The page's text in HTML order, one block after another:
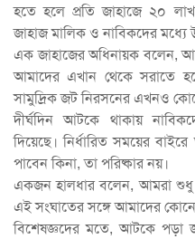
হতে হলে প্রতি জাহাজে ২০
জাহাজ মালিক ও নাবিকদের মধ্যে
এক জাহাজের অধিনায়ক বলেন,
আমাদের এখান থেকে সরাতে
সামুদ্রিক জট নিরসনের এখনও
দীর্ঘদিন আটকে থাকায়
দিয়েছে। নির্ধারিত সময়ের
পাবেন কিনা, তা পরিষ্কার নয়।
একজন হালধার বলেন, আমরা শুধু
এই সংঘাতের সঙ্গে আমাদের
বিশেষজ্ঞদের মতে, আটকে পড়া